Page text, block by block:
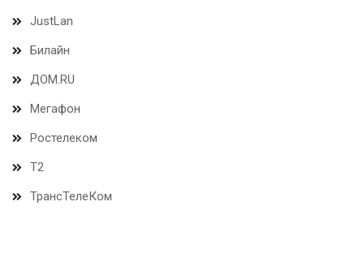
JustLan
Билайн
ДОМ.RU
Мегафон
Ростелеком
Т2
ТрансТелеКом